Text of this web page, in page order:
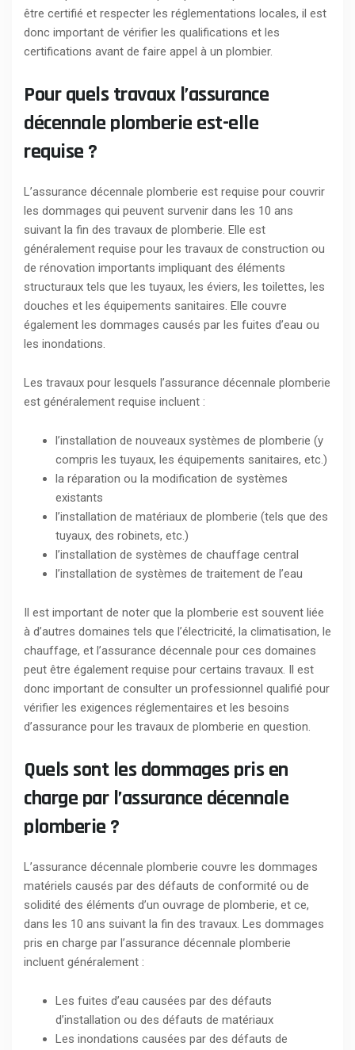
être certifié et respecter les réglementations locales, il est
donc important de vérifier les qualifications et les
certifications avant de faire appel à un plombier.
Pour quels travaux l’assurance
décennale plomberie est-elle
requise ?
L’assurance décennale plomberie est requise pour couvrir
les dommages qui peuvent survenir dans les 10 ans
suivant la fin des travaux de plomberie. Elle est
généralement requise pour les travaux de construction ou
de rénovation importants impliquant des éléments
structuraux tels que les tuyaux, les éviers, les toilettes, les
douches et les équipements sanitaires. Elle couvre
également les dommages causés par les fuites d’eau ou
les inondations.
Les travaux pour lesquels l’assurance décennale plomberie
est généralement requise incluent :
l’installation de nouveaux systèmes de plomberie (y
compris les tuyaux, les équipements sanitaires, etc.)
la réparation ou la modification de systèmes
existants
l’installation de matériaux de plomberie (tels que des
tuyaux, des robinets, etc.)
l’installation de systèmes de chauffage central
l’installation de systèmes de traitement de l’eau
Il est important de noter que la plomberie est souvent liée
à d’autres domaines tels que l’électricité, la climatisation, le
chauffage, et l’assurance décennale pour ces domaines
peut être également requise pour certains travaux. Il est
donc important de consulter un professionnel qualifié pour
vérifier les exigences réglementaires et les besoins
d’assurance pour les travaux de plomberie en question.
Quels sont les dommages pris en
charge par l’assurance décennale
plomberie ?
L’assurance décennale plomberie couvre les dommages
matériels causés par des défauts de conformité ou de
solidité des éléments d’un ouvrage de plomberie, et ce,
dans les 10 ans suivant la fin des travaux. Les dommages
pris en charge par l’assurance décennale plomberie
incluent généralement :
Les fuites d’eau causées par des défauts
d’installation ou des défauts de matériaux
Les inondations causées par des défauts de